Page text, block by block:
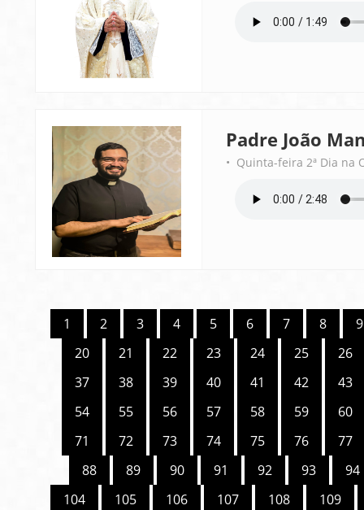
Padre João
• Quinta-feira 2ª Dia na
1 2 3 4 5 6 7 8
9
20
21 22 23 24 25
26
37
38 39 40 41 42
43
54
55 56 57 58 59
60
71
72 73 74 75 76
77
88
89 90 91 92 93
94
104
105 106 107 108
109